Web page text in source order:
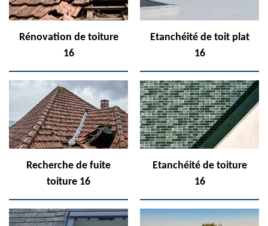
Rénovation de toiture
16
Etanchéité de toit plat
16
Recherche de fuite
toiture 16
Etanchéité de toiture
16